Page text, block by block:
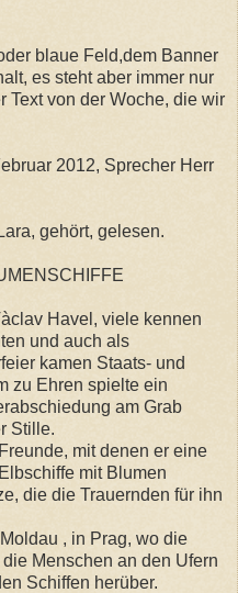
blaue Feld,dem Banner
es steht aber immer nur
Text von der Woche, die wir
2012, Sprecher Herr
gehört, gelesen.
Havel, viele kennen
und auch als
kamen Staats- und
zu Ehren spielte ein
am Grab
Stille.
mit denen er eine
mit Blumen
die die Trauernden für ihn
, in Prag, wo die
Menschen an den Ufern
Schiffen herüber.